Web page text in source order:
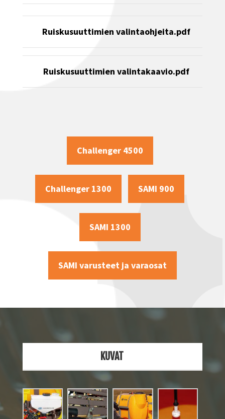
Ruiskusuuttimien valintaohjeita.pdf
Ruiskusuuttimien valintakaavio.pdf
Challenger 4500
Challenger 1300 SAMI 900
SAMI 1300
SAMI varusteet ja varaosat
KUVAT